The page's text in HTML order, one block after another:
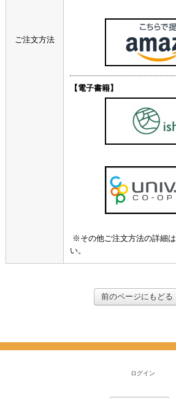
ご注文方法
【電子書籍】
※その他ご注文方法の詳細は
い。
前のページにもどる
ログイン